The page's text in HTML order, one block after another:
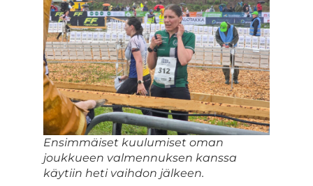
Ensimmäiset kuulumiset oman
joukkueen valmennuksen kanssa
käytiin heti vaihdon jälkeen.